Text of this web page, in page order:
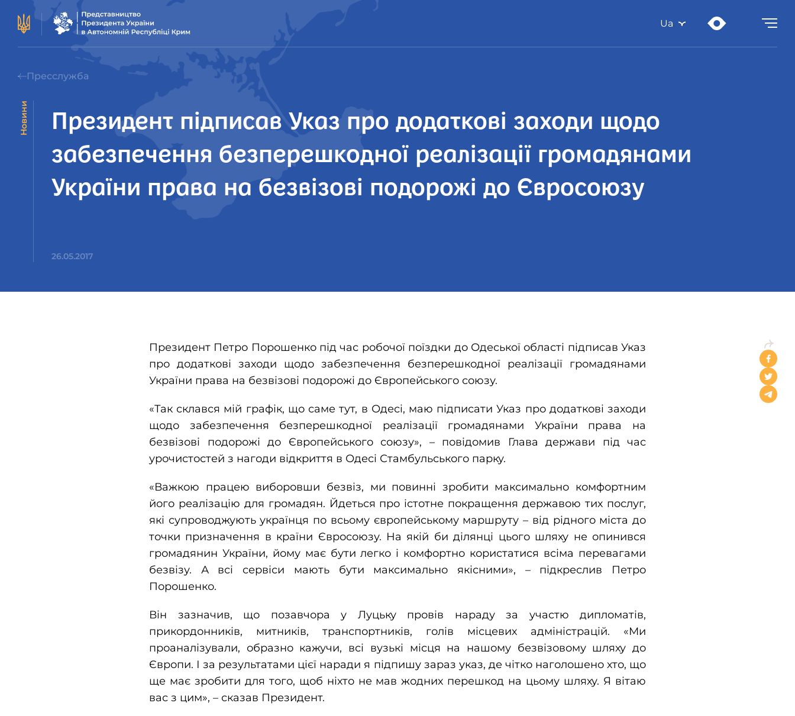
Ua
Пресслужба
Новини
Президент підписав Указ про додаткові заходи щодо
забезпечення безперешкодної реалізації громадянами
України права на безвізові подорожі до Євросоюзу
26.05.2017
Президент Петро Порошенко під час робочої поїздки до Одеської області підписав Указ
про додаткові заходи щодо забезпечення безперешкодної реалізації громадянами
України права на безвізові подорожі до Європейського союзу.
«Так склався мій графік, що саме тут, в Одесі, маю підписати Указ про додаткові заходи
щодо забезпечення безперешкодної реалізації громадянами України права на
безвізові подорожі до Європейського союзу», – повідомив Глава держави під час
урочистостей з нагоди відкриття в Одесі Стамбульського парку.
«Важкою працею виборовши безвіз, ми повинні зробити максимально комфортним
його реалізацію для громадян. Йдеться про істотне покращення державою тих послуг,
які супроводжують українця по всьому європейському маршруту – від рідного міста до
точки призначення в країни Євросоюзу. На якій би ділянці цього шляху не опинився
громадянин України, йому має бути легко і комфортно користатися всіма перевагами
безвізу. А всі сервіси мають бути максимально якісними», – підкреслив Петро
Порошенко.
Він зазначив, що позавчора у Луцьку провів нараду за участю дипломатів,
прикордонників, митників, транспортників, голів місцевих адміністрацій. «Ми
проаналізували, образно кажучи, всі вузькі місця на нашому безвізовому шляху до
Європи. І за результатами цієї наради я підпишу зараз указ, де чітко наголошено хто, що
ще має зробити для того, щоб ніхто не мав жодних перешкод на цьому шляху. Я вітаю
вас з цим», – сказав Президент.